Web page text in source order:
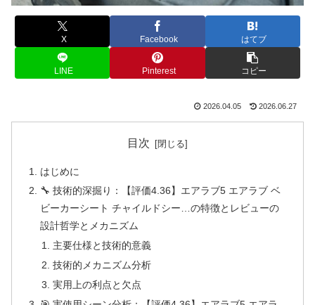
X Facebook はてブ
LINE Pinterest コピー
2026.04.05 2026.06.27
目次
はじめに
🔧 技術的深掘り：【評価4.36】エアラブ5 エアラブ ベ
ビーカーシート チャイルドシー…の特徴とレビューの
設計哲学とメカニズム
主要仕様と技術的意義
技術的メカニズム分析
実用上の利点と欠点